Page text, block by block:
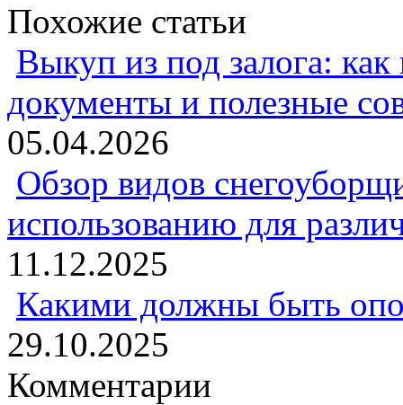
Похожие статьи
Выкуп из под залога:
документы и полезные
05.04.2026
Обзор видов
использованию для
11.12.2025
Какими должны быть
29.10.2025
Комментарии